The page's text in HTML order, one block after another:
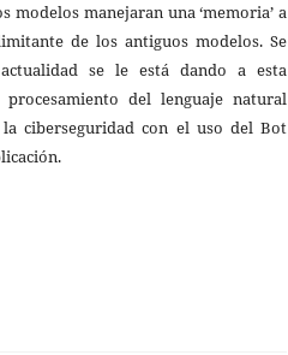
modelos manejaran una ‘memoria’ a
de los antiguos modelos. Se
se le está dando a esta
del lenguaje natural
ciberseguridad con el uso del Bot